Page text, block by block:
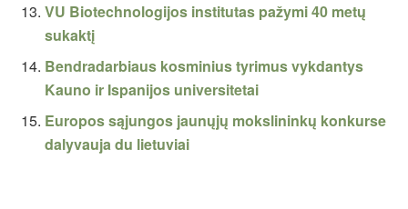
VU Biotechnologijos institutas pažymi 40 metų
sukaktį
Bendradarbiaus kosminius tyrimus vykdantys
Kauno ir Ispanijos universitetai
Europos sąjungos jaunųjų mokslininkų konkurse
dalyvauja du lietuviai